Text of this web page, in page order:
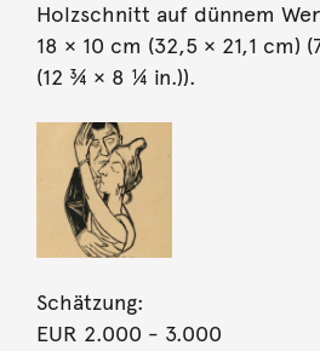
Holzschnitt auf dünnem
18 × 10 cm (32,5 × 21,1 cm)
(12 ¾ × 8 ¼ in.)).
Schätzung:
EUR 2.000 - 3.000